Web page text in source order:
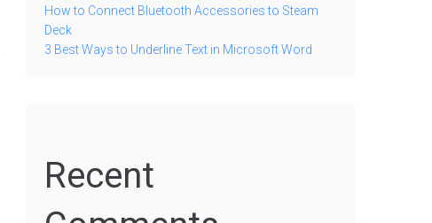
How to Connect Bluetooth Accessories to Steam
Deck
3 Best Ways to Underline Text in Microsoft Word
Recent